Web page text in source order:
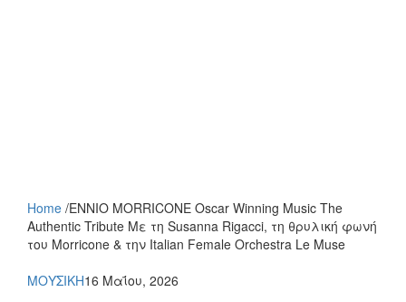
Home /ENNIO MORRICONE Oscar Winning Music The
Authentic Tribute Με τη Susanna Rigacci, τη θρυλική φωνή
του Morricone & την Italian Female Orchestra Le Muse
ΜΟΥΣΙΚΗ16 Μαΐου, 2026